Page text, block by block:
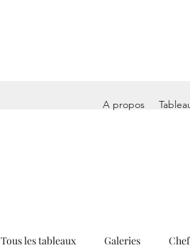
A propos
Tous les tableaux Galeries